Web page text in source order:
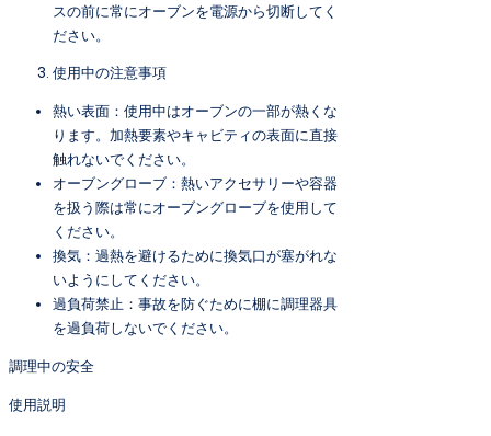
スの前に常にオーブンを電源から切断してく
ださい。
使用中の注意事項
熱い表面：使用中はオーブンの一部が熱くな
ります。加熱要素やキャビティの表面に直接
触れないでください。
オーブングローブ：熱いアクセサリーや容器
を扱う際は常にオーブングローブを使用して
ください。
換気：過熱を避けるために換気口が塞がれな
いようにしてください。
過負荷禁止：事故を防ぐために棚に調理器具
を過負荷しないでください。
調理中の安全
使用説明